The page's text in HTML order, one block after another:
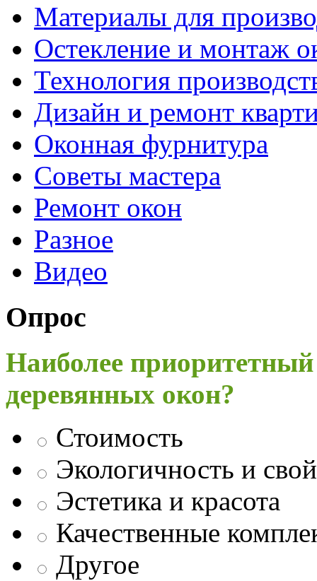
Материалы для
Остекление и монтаж
Технология
Дизайн и ремонт
Оконная фурнитура
Советы мастера
Ремонт окон
Разное
Видео
Опрос
Наиболее
деревянных окон?
Стоимость
Экологичность и
Эстетика и красота
Качественные
Другое